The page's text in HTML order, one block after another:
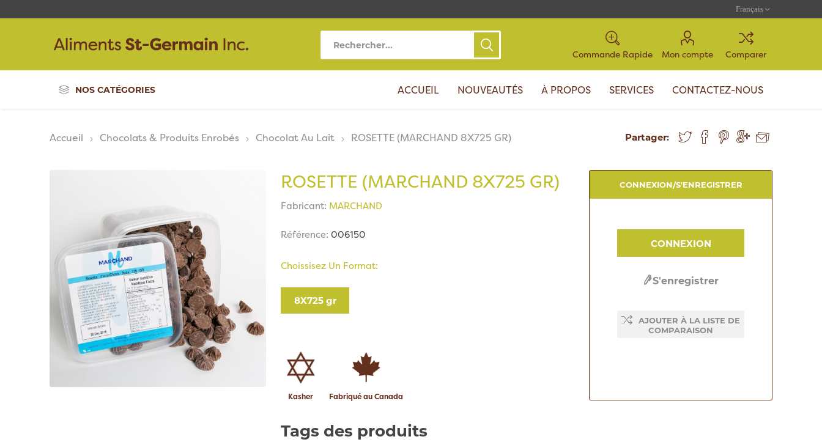
Commande Rapide Mon compte Comparer
NOS CATÉGORIES ACCUEIL NOUVEAUTÉS À PROPOS SERVICES CONTACTEZ-NOUS
Partager:
Accueil Chocolats & Produits Enrobés Chocolat Au Lait ROSETTE (MARCHAND 8X725 GR)
ROSETTE (MARCHAND 8X725 GR)
Fabricant: MARCHAND
Référence: 006150
Choissisez Un Format:
8X725 gr
Kasher Fabriqué au Canada
Tags des produits
CONNEXION/S'ENREGISTRER
CONNEXION
S'enregistrer
AJOUTER À LA LISTE DE
COMPARAISON